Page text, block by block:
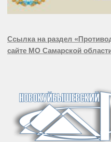
Ссылка на раздел
сайте МО Самарской